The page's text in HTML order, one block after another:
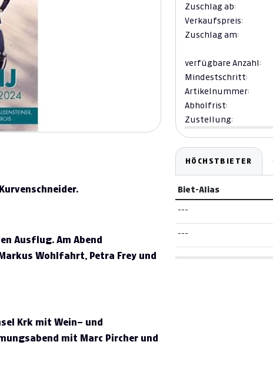
Ausflug. Am Abend
Wohlfahrt, Petra Frey und
Krk mit Wein– und
mit Marc Pircher und
Zuschlag ab:
Verkaufspreis:
Zuschlag am:
verfügbare Anzahl:
Mindestschritt:
Artikelnummer:
Abholfrist:
Zustellung:
HÖCHSTBIETER
Biet-Alias
---
---